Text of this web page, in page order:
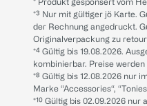
*³ Nur mit gültiger jö Karte.
der Rechnung angedruckt.
Originalverpackung zu
*⁴ Gültig bis 19.08.2026.
kombinierbar. Preise
*⁸ Gültig bis 12.08.2026 nur
Marke “Accessories“,
*¹⁰ Gültig bis 02.09.2026